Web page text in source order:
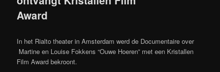
Award
In het Rialto theater in Amsterdam werd de Documentaire over
Martine en Louise Fokkens “Ouwe Hoeren” met een Kristallen
Film Award bekroont.